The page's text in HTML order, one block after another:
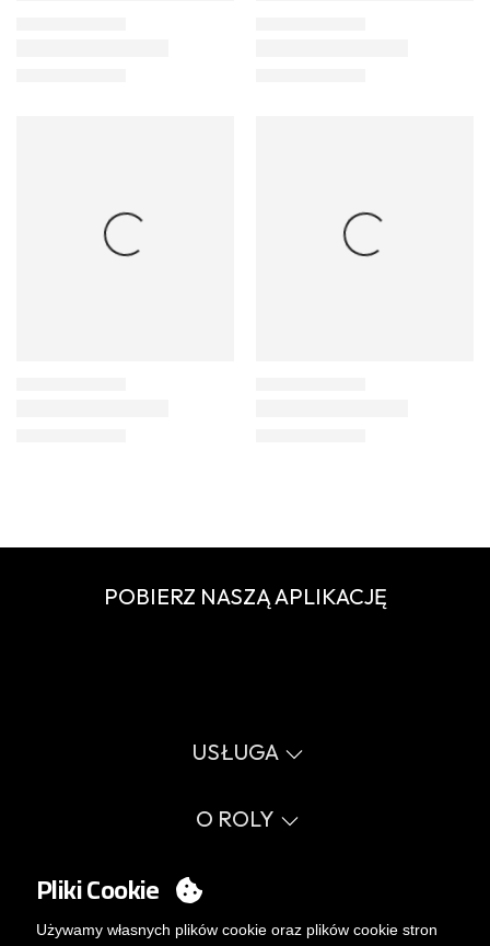
POBIERZ NASZĄ APLIKACJĘ
USŁUGA
Przewodnik po rozmiarach
Słownik
Errata katalog
O ROLY
Sprawy społeczne
Pracuj z nami
MY ACCOUNT
Logowanie
Pliki Cookie
Używamy własnych plików cookie oraz plików cookie stron